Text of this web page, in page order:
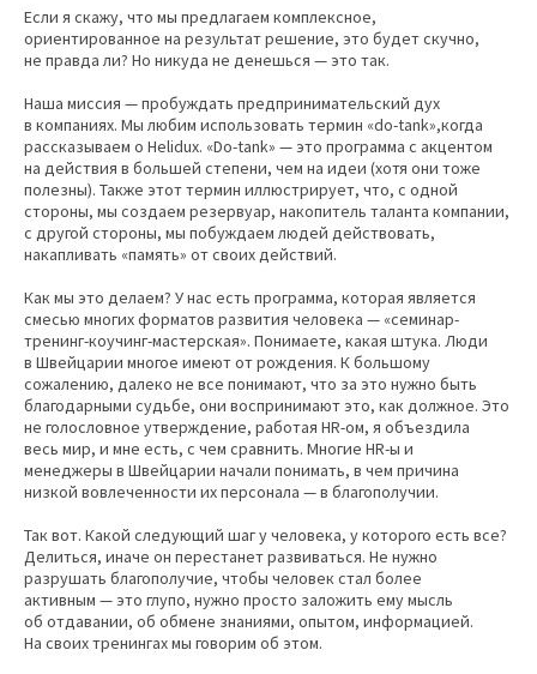
Если я скажу, что мы предлагаем комплексное,
ориентированное на результат решение, это будет скучно,
не правда ли? Но никуда не денешься — это так.
Наша миссия — пробуждать предпринимательский дух
в компаниях. Мы любим использовать термин «do-tank»,когда
рассказываем о Helidux. «Do-tank» — это программа с акцентом
на действия в большей степени, чем на идеи (хотя они тоже
полезны). Также этот термин иллюстрирует, что, с одной
стороны, мы создаем резервуар, накопитель таланта компании,
с другой стороны, мы побуждаем людей действовать,
накапливать «память» от своих действий.
Как мы это делаем? У нас есть программа, которая является
смесью многих форматов развития человека — «семинар-
тренинг-коучинг-мастерская». Понимаете, какая штука. Люди
в Швейцарии многое имеют от рождения. К большому
сожалению, далеко не все понимают, что за это нужно быть
благодарными судьбе, они воспринимают это, как должное. Это
не голословное утверждение, работая HR-ом, я объездила
весь мир, и мне есть, с чем сравнить. Многие HR-ы и
менеджеры в Швейцарии начали понимать, в чем причина
низкой вовлеченности их персонала — в благополучии.
Так вот. Какой следующий шаг у человека, у которого есть все?
Делиться, иначе он перестанет развиваться. Не нужно
разрушать благополучие, чтобы человек стал более
активным — это глупо, нужно просто заложить ему мысль
об отдавании, об обмене знаниями, опытом, информацией.
На своих тренингах мы говорим об этом.